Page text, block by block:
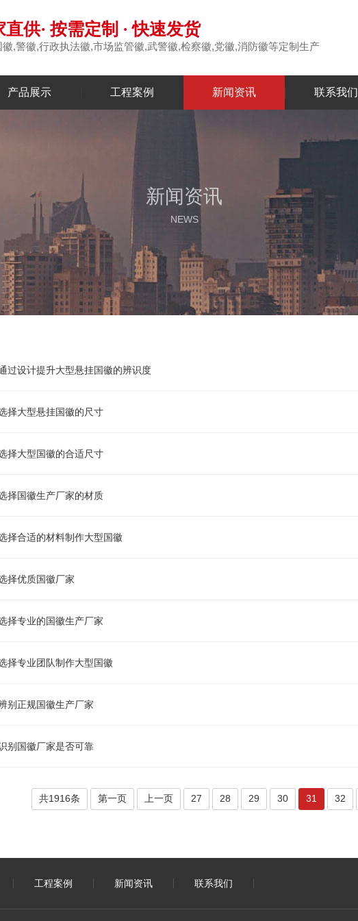
直供· 按需定制 · 快速发货
徽,警徽,行政执法徽,市场监管徽,武警徽,检察徽,党徽,消防徽等定制生产
产品展示 工程案例 新闻资讯 联系我们
新闻资讯
NEWS
过设计提升大型悬挂国徽的辨识度
择大型悬挂国徽的尺寸
择大型国徽的合适尺寸
择国徽生产厂家的材质
择合适的材料制作大型国徽
择优质国徽厂家
择专业的国徽生产厂家
择专业团队制作大型国徽
别正规国徽生产厂家
别国徽厂家是否可靠
共1916条 第一页 上一页 27 28 29 30 31 32
工程案例 新闻资讯 联系我们